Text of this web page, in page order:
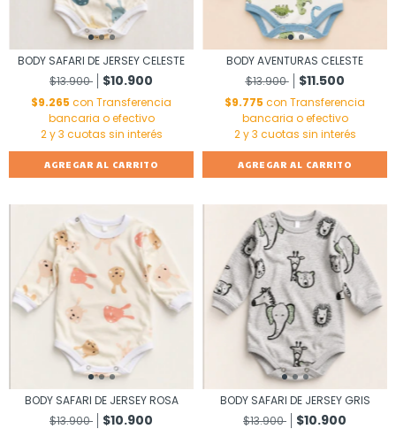
BODY SAFARI DE JERSEY CELESTE
$13.900
$10.900
$9.265 con Transferencia
bancaria o efectivo
AGREGAR AL CARRITO
BODY AVENTURAS CELESTE
$13.900
$11.500
$9.775 con Transferencia
bancaria o efectivo
AGREGAR AL CARRITO
BODY SAFARI DE JERSEY ROSA
$13.900
$10.900
BODY SAFARI DE JERSEY GRIS
$13.900
$10.900